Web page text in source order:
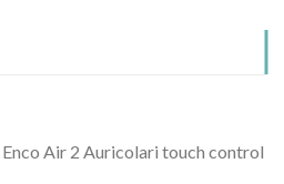
Air 2 Auricolari touch control